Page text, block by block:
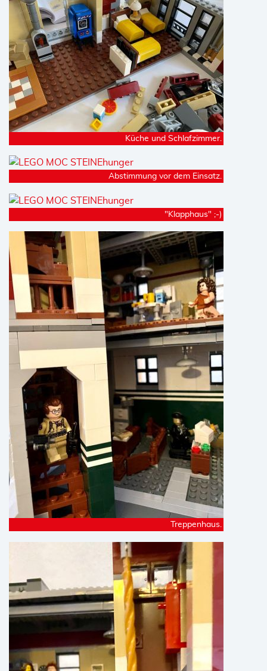
Küche und Schlafzimmer.
Abstimmung vor dem Einsatz.
"Klapphaus" ;-)
Treppenhaus.